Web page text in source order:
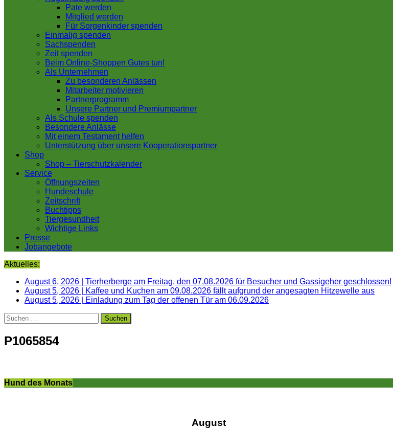
Pate werden
Mitglied werden
Für Sorgenkinder spenden
Einmalig spenden
Sachspenden
Zeit spenden
Beim Online-Shoppen Gutes tun!
Als Unternehmen
Zu besonderen Anlässen
Mitarbeiter motivieren
Partnerprogramm
Unsere Partner und Premiumpartner
Als Schule spenden
Besondere Anlässe
Mit einem Testament helfen
Unterstützung über unsere Kooperationspartner
Shop
Shop – Tierschutzkalender
Service
Öffnungszeiten
Hundeschule
Zeitschrift
Buchtipps
Tiergesundheit
Wichtige Links
Presse
Jobangebote
Aktuelles:
August 6, 2026
Tierherberge am Freitag, den 07.08.2026 für Besucher und Gassigeher geschlossen!
August 5, 2026
Kaffee und Kuchen am 09.08.2026 fällt aufgrund der angesagten Hitzewelle aus
August 5, 2026
Einladung zum Tag der offenen Tür am 06.09.2026
Suchen
nach:
P1065854
Hund des Monats
August